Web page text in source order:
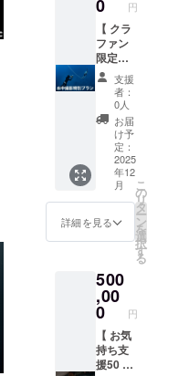
内「リ
ターン
につい
て」に
記載
■「公式
ホーム
ページ
にお名
前掲
載」1名
分 ・支
援時の
「備考
ご希望
のお名
ださ
い。 ・
ご希望
のお名
前は全
角12文
字以内
規定に
より本
編に掲
載でき
ない場
合があ
ります
が、そ
の際は
公式サ
イト・
SNSに
て完全
版クレ
ジット
更にな
る可能
性があ
りま
す。 ・
詳細は
プロ
ジェク
トペー
ジ内
「リ
ターン
につい
て」に
記載
■「心を
メー
ル」
■「待ち
受け画
像デー
タ」5枚
Mission
トペー
ジ内
「リ
ターン
につい
て」に
記載
■「クラ
ファン
限定ス
テッ
カー」1
枚 ・プ
ロジェ
クト
ページ
につい
て」に
記載
■「映画
のエン
ドロー
ルにお
名前記
載
（小）
」1名分
※本リ
ターン
は映画
本編の
エンド
ロール
にお名
前を掲
載いた
しま
す。 ・
支援時
にご希
望のお
名前を
ご記入
くださ
い。 ・
ご希望
したス
ペシャ
ル版写
真集。
・「い
いち
こ」の
アート
ディレ
クショ
ンで知
られる
日本ベ
リエー
ルアー
トセン
ンを担
当。47
都道府
県・海
外50以
上の都
市と地
ご支援
いただ
いた方
に直接
メール
いたし
ます
■「Mis
sion100
ビジュ
アル
ブッ
ク」1冊
・
Mission
100プロ
跡や小
坂薫
平・PJ
メン
バーの
エッセ
イ、限
イズい
たしま
す。
AIDAフ
リーダ
イビン
グイン
ストラ
クター
ライセ
ンスを
有し、
素潜り
の本場
ギリ
シャの
セン
ター勤
務経
験、そ
して複
数のフ
リーダ
す。 ・
サイ
ズ：長
辺
3216×
短編
2144
■「公式
ホーム
ページ
にお名
前掲
載」1名
分 ※本
リター
ンは公
ジにお
名前を
掲載い
たしま
す。 ・
支援時
の「備
0 円
【 クラ
ファン
限定！
M100メ
ンバー
による
水中撮
影付き
特別プ
ラン 】
■「M10
0メン
バーに
よる水
中撮
ほしい
カメラ
マンを
選択
し、あ
なたを
撮影し
支援
者：
0人
お届
け予
定：
2025
年12
月
詳細を見る
こ
の
リ
タ
ー
ン
を
選
択
す
る
500
,00
0 円
【 お気
持ち支
援50 】